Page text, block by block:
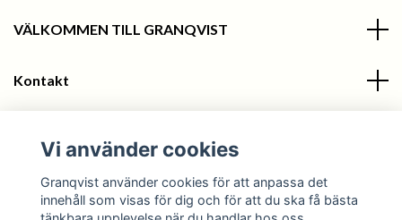
VÄLKOMMEN TILL GRANQVIST
Kontakt
Sociala medier
Vi använder cookies
Granqvist använder cookies för att anpassa det
innehåll som visas för dig och för att du ska få bästa